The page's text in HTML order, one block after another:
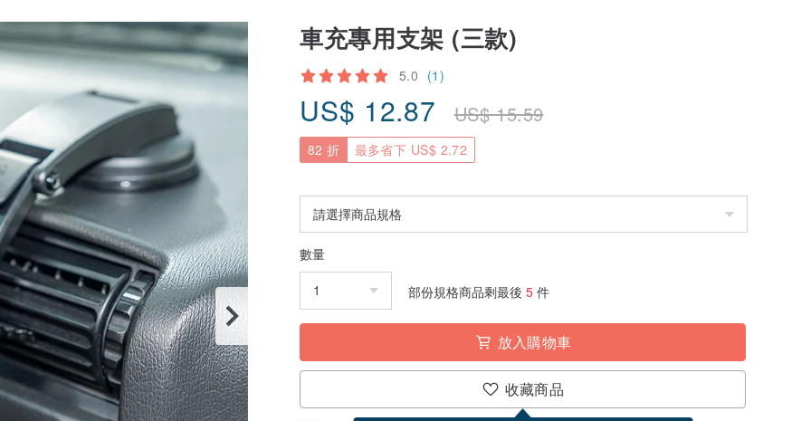
車充專用支架 (三款)
5.0 (1)
US$ 12.87 US$15.59
82 折 最多省下 US$ 2.72
數量
部份規格商品剩最後 5 件
放入購物車
收藏商品